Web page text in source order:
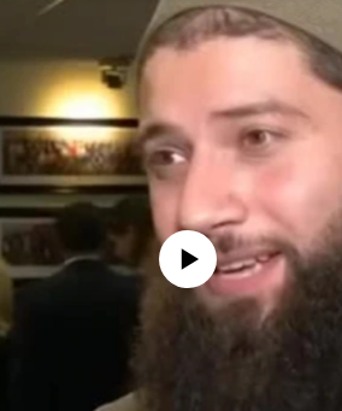
No media source currently available